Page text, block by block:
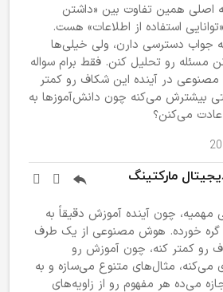
اصلی همین تفاوت بین «داشتن
استفاده از اطلاعات» هست.
جواب دسترسی دارن، ولی خیلی‌ها
مسئله رو تحلیل کنن. فقط برام سواله
در آینده این شکاف رو کمتر
بیشترش می‌کنه چون دانش‌آموزها به
عادت می‌کنن؟
مارکتینگ
چون آینده آموزش دقیقاً به
خورده. هوش مصنوعی از یک طرف
رو کمتر کنه، چون آموزش رو
مثال‌های متنوع می‌سازه و به
می‌ده هر مفهوم رو از زاویه‌های